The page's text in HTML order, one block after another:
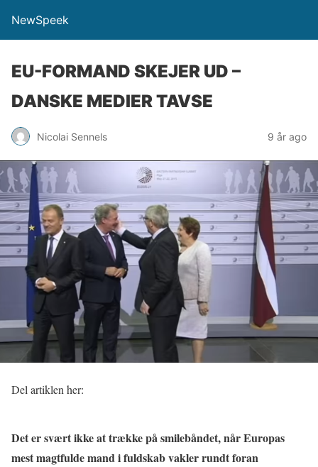
NewSpeek
EU-FORMAND SKEJER UD –
DANSKE MEDIER TAVSE
Nicolai Sennels 9 år ago
Del artiklen her:
Det er svært ikke at trække på smilebåndet, når Europas
mest magtfulde mand i fuldskab vakler rundt foran